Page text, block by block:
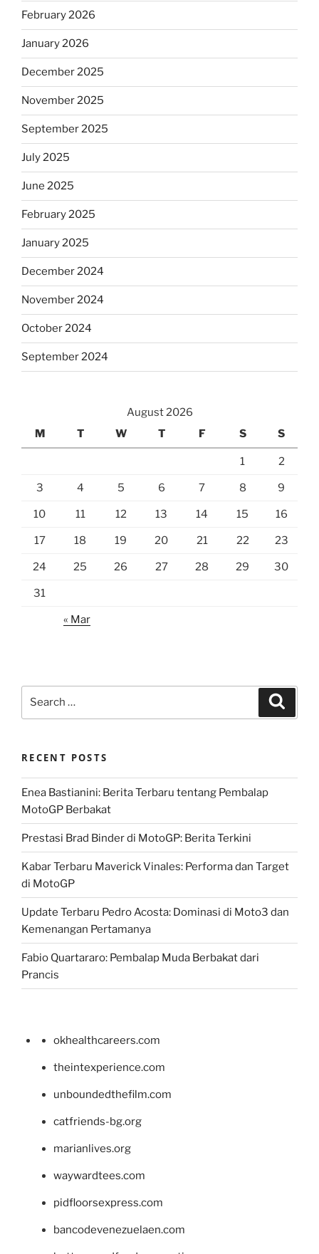
February 2026
January 2026
December 2025
November 2025
September 2025
July 2025
June 2025
February 2025
January 2025
December 2024
November 2024
October 2024
September 2024
August 2026
M
T W T F S S
1 2
3 4 5 6 7 8 9
10 11 12 13 14 15 16
17 18 19 20 21 22 23
24 25 26 27 28 29 30
31
« Mar
RECENT POSTS
Enea Bastianini: Berita Terbaru tentang Pembalap
MotoGP Berbakat
Prestasi Brad Binder di MotoGP: Berita Terkini
Kabar Terbaru Maverick Vinales: Performa dan Target
di MotoGP
Update Terbaru Pedro Acosta: Dominasi di Moto3 dan
Kemenangan Pertamanya
Fabio Quartararo: Pembalap Muda Berbakat dari
Prancis
okhealthcareers.com
theintexperience.com
unboundedthefilm.com
catfriends-bg.org
marianlives.org
waywardtees.com
pidfloorsexpress.com
bancodevenezuelaen.com